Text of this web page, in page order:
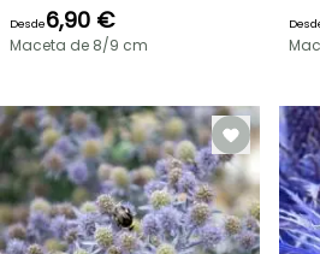
Desde6,90 €
Maceta de 8/9 cm